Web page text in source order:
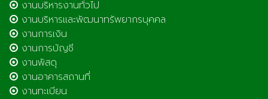
งานบริหารงานทั่วไป
งานบริหารและพัฒนาทรัพยากรบุคคล
งานการเงิน
งานการบัญชี
งานพัสดุ
งานอาคารสถานที่
งานทะเบียน